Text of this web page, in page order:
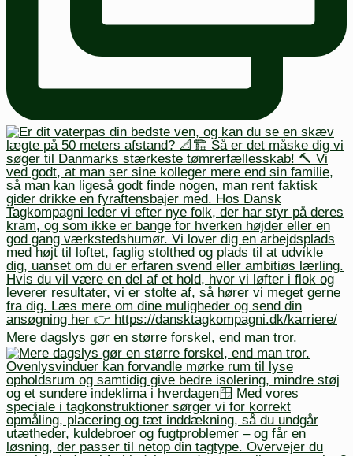
Mere dagslys gør en større forskel, end man tror.